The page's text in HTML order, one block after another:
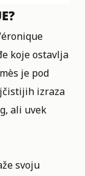
koje ostavlja
je pod
izraza
ali uvek
svoju